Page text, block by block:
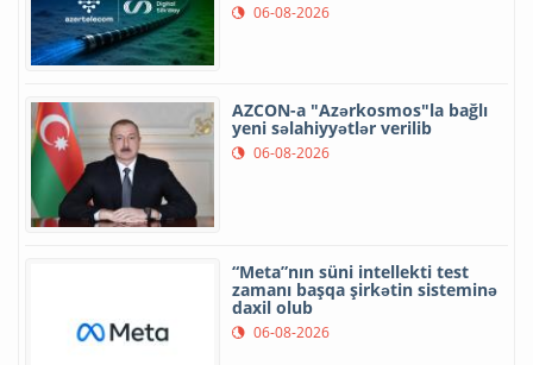
06-08-2026
AZCON-a "Azərkosmos"la bağlı
yeni səlahiyyətlər verilib
06-08-2026
“Meta”nın süni intellekti test
zamanı başqa şirkətin sisteminə
daxil olub
06-08-2026